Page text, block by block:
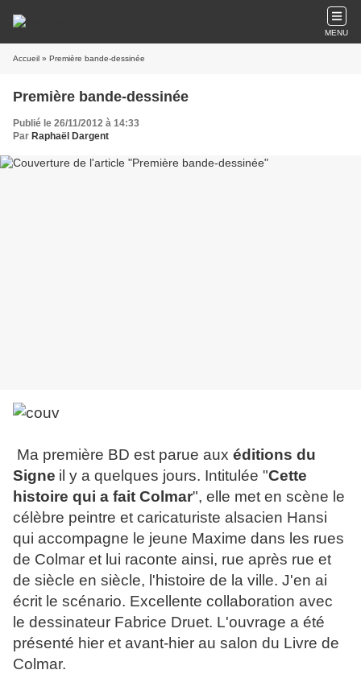
MENU
Accueil » Première bande-dessinée
Première bande-dessinée
Publié le 26/11/2012 à 14:33
Par Raphaël Dargent
Ma première BD est parue aux éditions du
Signe il y a quelques jours. Intitulée "Cette
histoire qui a fait Colmar", elle met en scène le
célèbre peintre et caricaturiste alsacien Hansi
qui accompagne le jeune Maxime dans les rues
de Colmar et lui raconte ainsi, rue après rue et
de siècle en siècle, l'histoire de la ville. J'en ai
écrit le scénario. Excellente collaboration avec
le dessinateur Fabrice Druet. L'ouvrage a été
présenté hier et avant-hier au salon du Livre de
Colmar.